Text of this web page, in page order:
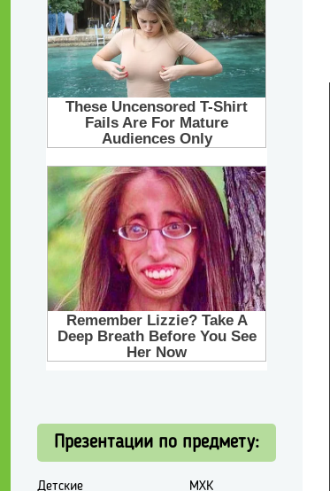
Презентации по предмету:
Детские
МХК